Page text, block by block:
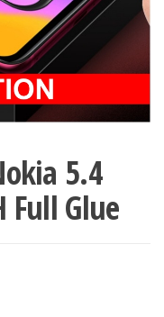
5.4
Full Glue